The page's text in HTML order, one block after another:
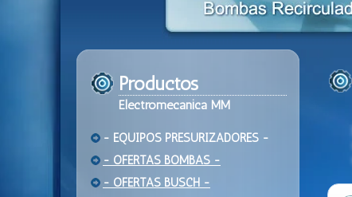
Productos
Electromecanica MM
- EQUIPOS PRESURIZADORES -
- OFERTAS BOMBAS -
- OFERTAS BUSCH -